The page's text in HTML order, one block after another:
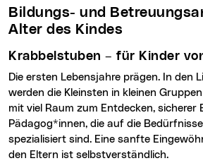
Bildungs- und Betreuungsangebote nach
Alter des Kindes
Krabbelstuben – für Kinder
Die ersten Lebensjahre prägen. In den Linzer Krabbelstuben
werden die Kleinsten in kleinen
mit viel Raum zum Entdecken, sicherer
Pädagog*innen, die auf die
spezialisiert sind. Eine sanfte
den Eltern ist selbstverständlich.